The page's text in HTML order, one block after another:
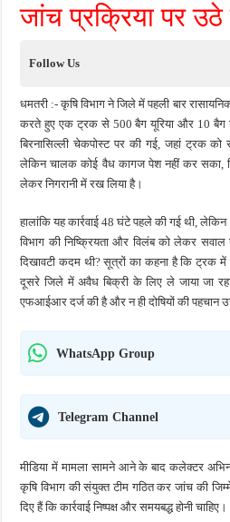
जांच प्रक्रिया पर
Follow Us
धमतरी :- कृषि विभाग ने जिले में पहली बार
करते हुए एक ट्रक से 500 बैग यूरिया और 10 बैग
बिरनासिल्ली चेकपोस्ट पर की गई, जहां ट्रक
लेकिन चालक कोई वैध कागज पेश नहीं कर सका,
लेकर निगरानी में रख लिया है।
हालांकि यह कार्रवाई 48 घंटे पहले की गई थी,
विभाग की निष्क्रियता और विलंब को लेकर सवाल
दिखावटी कदम थी? सूत्रों का कहना है कि ट्रक
दूसरे जिले में अवैध बिक्री के लिए ले जाया जा
एफआईआर दर्ज की है और न ही दोषियों की पहचान
WhatsApp Group
Telegram Channel
मीडिया में मामला सामने आने के बाद कलेक्टर
कृषि विभाग की संयुक्त टीम गठित कर जांच की
दिए हैं कि कार्रवाई निष्पक्ष और समयबद्ध होनी चाहिए।